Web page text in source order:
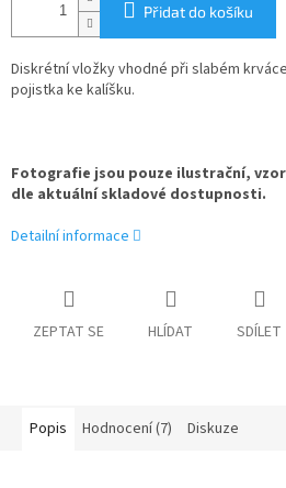
Přidat do košíku
Diskrétní vložky vhodné při slabém
pojistka ke kalíšku.
Fotografie jsou pouze ilustrační,
dle aktuální skladové dostupnosti.
Detailní informace
ZEPTAT SE HLÍDAT SDÍLET
Popis Hodnocení (7) Diskuze